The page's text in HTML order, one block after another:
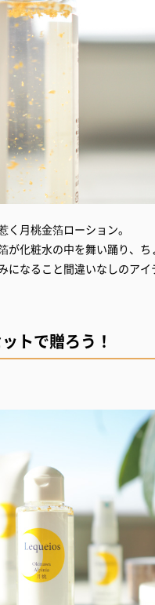
く月桃金箔ローション。
が化粧水の中を舞い踊り、
になること間違いなしのアイ
トで贈ろう！